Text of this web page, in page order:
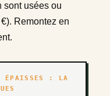
sont usées ou
Remontez en
ÉPAISSES : LA